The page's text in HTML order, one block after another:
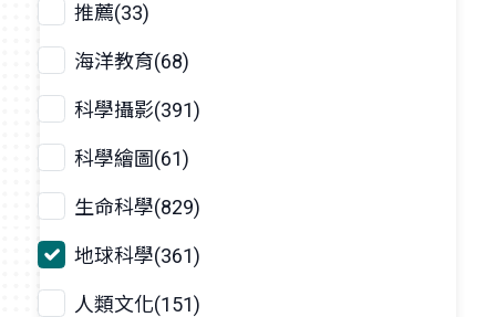
推薦(33)
海洋教育(68)
科學攝影(391)
科學繪圖(61)
生命科學(829)
地球科學(361)
人類文化(151)